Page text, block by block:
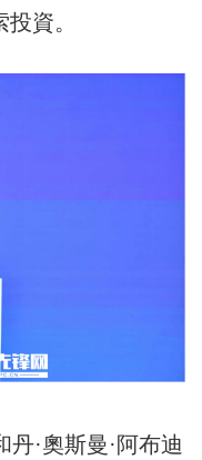
資。
·奧斯曼·阿布迪